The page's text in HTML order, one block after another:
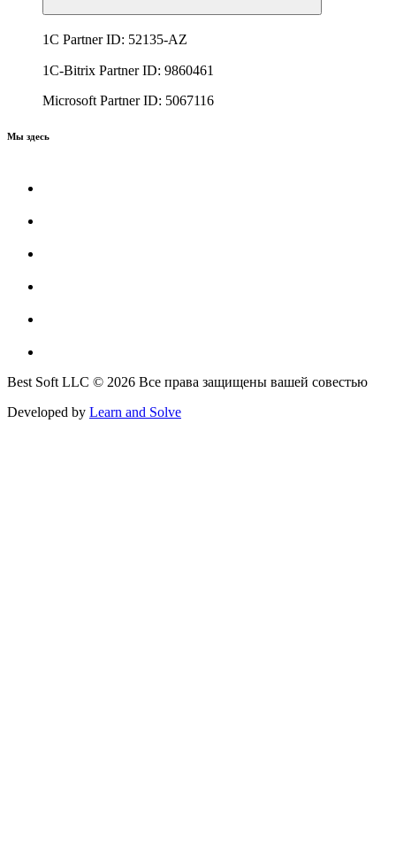
1C Partner ID: 52135-AZ
1C-Bitrix Partner ID: 9860461
Microsoft Partner ID: 5067116
Мы здесь
Best Soft LLC © 2026 Все права защищены вашей совестью
Developed by Learn and Solve